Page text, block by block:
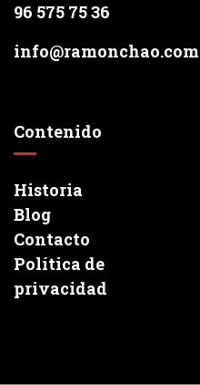
96 575 75 36
info@ramonchao.com
Contenido
Historia
Blog
Contacto
Política de
privacidad